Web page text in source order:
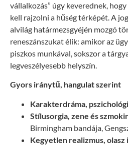
vállalkozás” úgy keverednek,
kell rajzolni a hűség térképét. A
alvilág határmezsgyéjén mozgó
reneszánszukat élik: amikor az
piszkos munkával, sokszor a
legveszélyesebb helyszín.
Gyors iránytű, hangulat szerint
Karakterdráma,
Stílusorgia, zene és
Birmingham bandája,
Kegyetlen realizmus, olasz